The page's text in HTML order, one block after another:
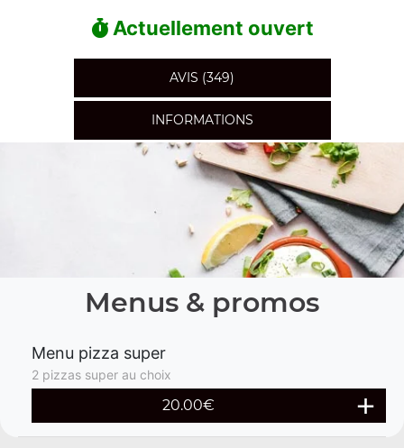
Actuellement ouvert
AVIS (349)
INFORMATIONS
Menus & promos
Menu pizza super
2 pizzas super au choix
20.00€